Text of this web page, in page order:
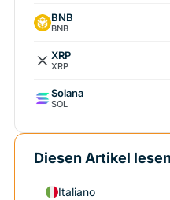
BNB
BNB
XRP
XRP
Solana
SOL
Diesen Artikel
Italiano